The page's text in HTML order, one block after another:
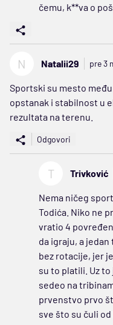
čemu, k**va o
N Natalii29 pre 3
Sportski su mesto
opstanak i stabilnost u
rezultata na terenu.
Odgovori
T Trivković
Nema ničeg
Todića. Niko ne
vratio 4
da igraju, a
bez rotacije, jer
su to platili. Uz
sedeo na
prvenstvo prvo
sve što su čuli